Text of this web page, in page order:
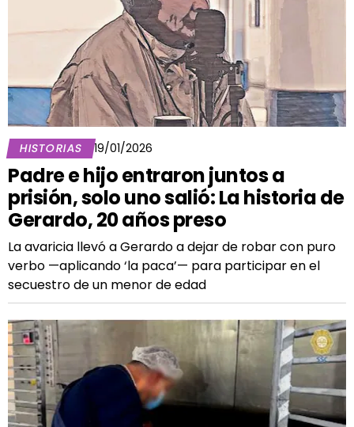
HISTORIAS 19/01/2026
Padre e hijo entraron juntos a
prisión, solo uno salió: La historia de
Gerardo, 20 años preso
La avaricia llevó a Gerardo a dejar de robar con puro
verbo —aplicando ‘la paca’— para participar en el
secuestro de un menor de edad